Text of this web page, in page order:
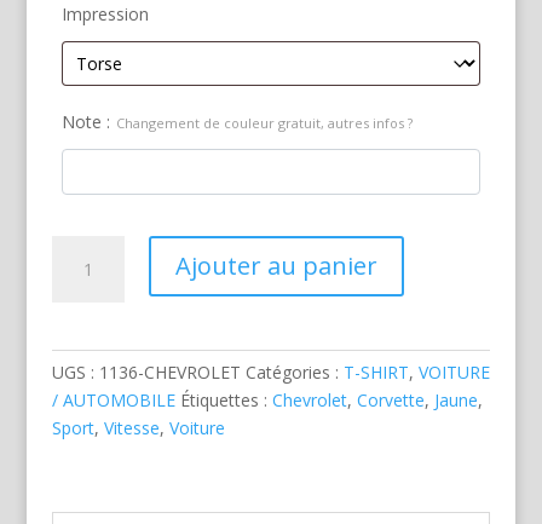
Impression
Note : Changement de couleur gratuit, autres infos ?
Ajouter au panier
UGS : 1136-CHEVROLET Catégories : T-SHIRT, VOITURE
/ AUTOMOBILE Étiquettes : Chevrolet, Corvette, Jaune,
Sport, Vitesse, Voiture